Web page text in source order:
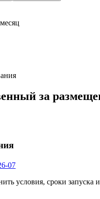
за
07
условия, сроки запуска